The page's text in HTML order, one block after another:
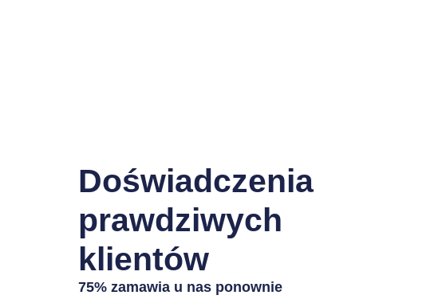
Doświadczenia
prawdziwych
klientów
75% zamawia u nas ponownie